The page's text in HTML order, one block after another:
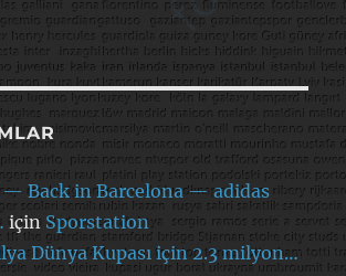
— Back in Barcelona — adidas
için Sporstation
Dünya Kupası için 2.3 milyon…